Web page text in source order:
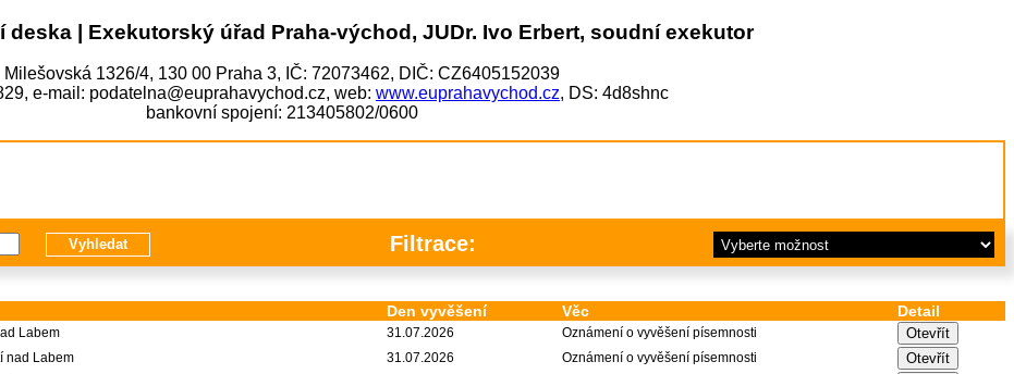
deska | Exekutorský úřad Praha-východ, JUDr. Ivo Erbert, soudní exekutor
Milešovská 1326/4, 130 00 Praha 3, IČ: 72073462, DIČ: CZ6405152039
e-mail: podatelna@euprahavychod.cz, web: www.euprahavychod.cz, DS: 4d8shnc
bankovní spojení: 213405802/0600
Filtrace:
Den vyvěšení Věc Detail
Labem 31.07.2026
Oznámení o vyvěšení písemnosti
nad Labem 31.07.2026
Oznámení o vyvěšení písemnosti